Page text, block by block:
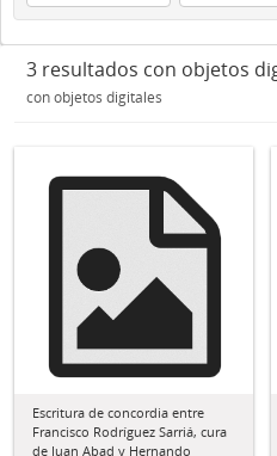
3 resultados con objetos
con objetos digitales
Escritura de concordia entre
Francisco Rodríguez Sarriá, cura
de Juan Abad y Hernando